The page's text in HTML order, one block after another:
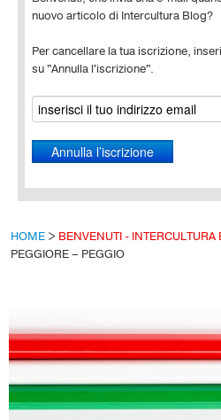
nuovo articolo di Intercultura Blog?
Per cancellare la tua iscrizione,
su "Annulla l'iscrizione".
HOME > BENVENUTI - INTERCULTURA
PEGGIORE – PEGGIO